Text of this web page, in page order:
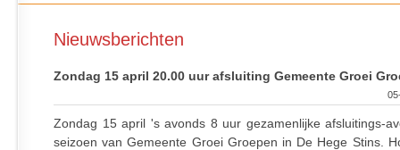
Nieuwsberichten
Zondag 15 april 20.00 uur afsluiting Gemeente Groei
Zondag 15 april 's avonds 8 uur gezamenlijke afsluitings-
seizoen van Gemeente Groei Groepen in De Hege Stins.